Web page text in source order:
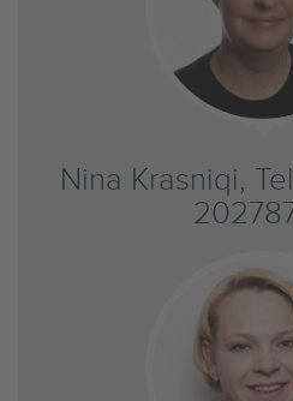
Nina Krasniqi,